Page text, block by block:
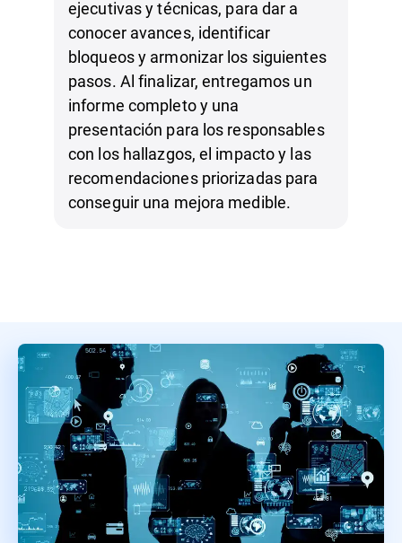
ejecutivas y técnicas, para dar a
conocer avances, identificar
bloqueos y armonizar los siguientes
pasos. Al finalizar, entregamos un
informe completo y una
presentación para los responsables
con los hallazgos, el impacto y las
recomendaciones priorizadas para
conseguir una mejora medible.